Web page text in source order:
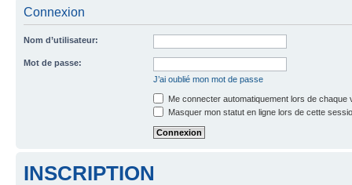
Connexion
Nom d’utilisateur:
Mot de passe:
J’ai oublié mon mot de passe
Me connecter automatiquement lors de chaque
Masquer mon statut en ligne lors de cette
INSCRIPTION